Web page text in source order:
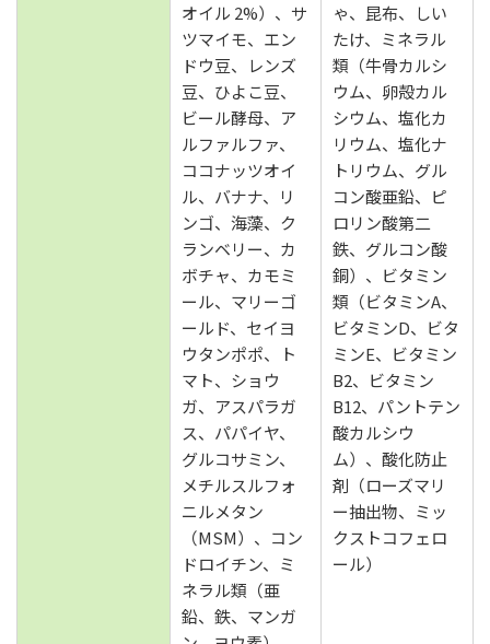
オイル 2%）、サ
ツマイモ、エン
ドウ豆、レンズ
豆、ひよこ豆、
ビール酵母、ア
ルファルファ、
ココナッツオイ
ル、バナナ、リ
ンゴ、海藻、ク
ランベリー、カ
ボチャ、カモミ
ール、マリーゴ
ールド、セイヨ
ウタンポポ、ト
マト、ショウ
ガ、アスパラガ
ス、パパイヤ、
グルコサミン、
メチルスルフォ
ニルメタン
（MSM）、コン
ドロイチン、ミ
ネラル類（亜
鉛、鉄、マンガ
ゃ、昆布、しい
たけ、ミネラル
類（牛骨カルシ
ウム、卵殻カル
シウム、塩化カ
リウム、塩化ナ
トリウム、グル
コン酸亜鉛、ピ
ロリン酸第二
鉄、グルコン酸
銅）、ビタミン
類（ビタミンA、
ビタミンD、ビタ
ミンE、ビタミン
B2、ビタミン
B12、パントテン
酸カルシウ
ム）、酸化防止
剤（ローズマリ
ー抽出物、ミッ
クストコフェロ
ール）